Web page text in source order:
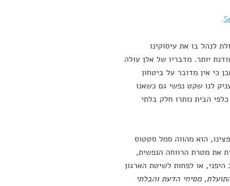
.
לנהל בו את עיסוקינו
יותר. מדבריו של אלן עולה
כי אין מדובר על ביטחון
לנו שקט נפשי גם כשאנו
הבית נותרו חלק בלתי
הוא מהווה סמל סטטוס
את מטרת הרווחה הנפשית,
היפני, או לפחות לשיטת הארגון
מסיחי הדעת והבלתי